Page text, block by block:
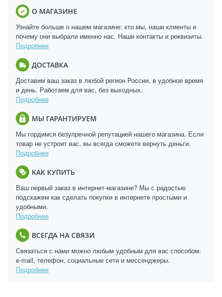
О МАГАЗИНЕ
Узнайте больше о нашем магазине: кто мы, наши клиенты и
почему они выбрали именно нас. Наши контакты и реквизиты.
Подробнее
ДОСТАВКА
Доставим ваш заказ в любой регион России, в удобное время
и день. Работаем для вас, без выходных.
Подробнее
МЫ ГАРАНТИРУЕМ
Мы гордимся безупречной репутацией нашего магазина. Если
товар не устроит вас, вы всегда сможете вернуть деньги.
Подробнее
КАК КУПИТЬ
Ваш первый заказ в интернет-магазине? Мы с радостью
подскажем как сделать покупки в интернете простыми и
удобными.
Подробнее
ВСЕГДА НА СВЯЗИ
Связаться с нами можно любым удобным для вас способом:
e-mail, телефон, социальные сети и мессенджеры.
Подробнее